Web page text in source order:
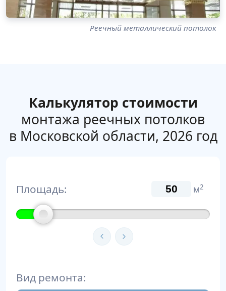
Реечный металлический потолок
Калькулятор стоимости
монтажа реечных потолков
в Московской области, 2026 год
Площадь: м2
Вид ремонта: